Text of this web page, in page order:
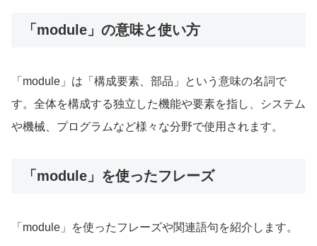
「module」の意味と使い方
「module」は「構成要素、部品」という意味の名詞で
す。全体を構成する独立した機能や要素を指し、システム
や機械、プログラムなど様々な分野で使用されます。
「module」を使ったフレーズ
「module」を使ったフレーズや関連語句を紹介します。